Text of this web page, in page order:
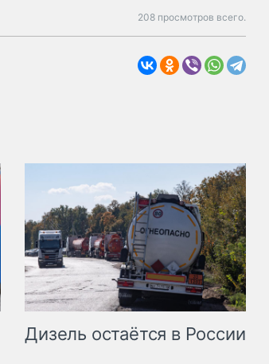
208 просмотров всего.
Дизель остаётся в России